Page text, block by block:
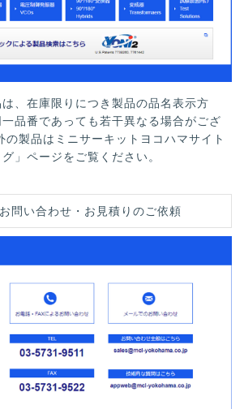
、在庫限りにつき製品の品名表示方
品番であっても若干異なる場合がござ
の製品はミニサーキットヨコハマサイト
」ページをご覧ください。
問い合わせ・お見積りのご依頼